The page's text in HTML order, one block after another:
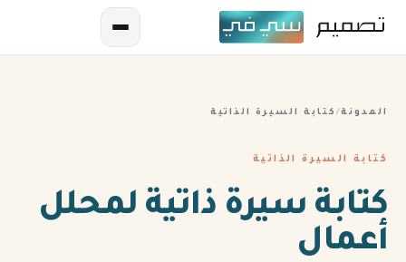
المدونة/كتابة السيرة الذاتية
كتابة السيرة الذاتية
كتابة سيرة ذاتية لمحلل
أعمال